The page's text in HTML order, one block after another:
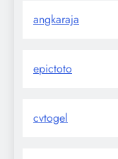
angkaraja
epictoto
cvtogel